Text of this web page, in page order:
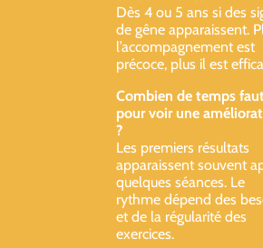
Dès 4 ou 5 ans si des
de gêne apparaissent.
l’accompagnement est
précoce, plus il est
Combien de temps
pour voir une
?
Les premiers résultats
apparaissent souvent
quelques séances. Le
rythme dépend des
et de la régularité des
exercices.